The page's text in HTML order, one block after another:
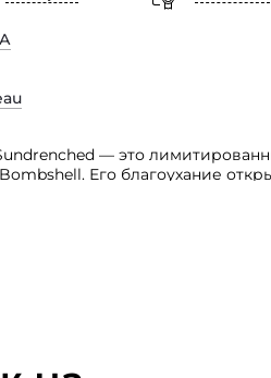
— это
Его благоухание